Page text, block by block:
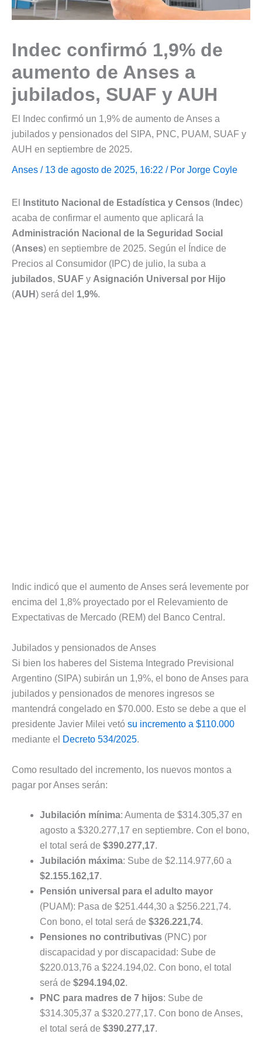
Indec confirmó 1,9% de
aumento de Anses a
jubilados, SUAF y AUH
El Indec confirmó un 1,9% de aumento de Anses a
jubilados y pensionados del SIPA, PNC, PUAM, SUAF y
AUH en septiembre de 2025.
Anses / 13 de agosto de 2025, 16:22 / Por Jorge Coyle
El Instituto Nacional de Estadística y Censos ( Indec)
acaba de confirmar el aumento que aplicará la
Administración Nacional de la Seguridad Social
(Anses) en septiembre de 2025. Según el Índice de
Precios al Consumidor (IPC) de julio, la suba a
jubilados, SUAF y Asignación Universal por Hijo
(AUH ) será del 1,9%.
Indic indicó que el aumento de Anses será levemente por
encima del 1,8% proyectado por el Relevamiento de
Expectativas de Mercado (REM) del Banco Central.
Jubilados y pensionados de Anses
Si bien los haberes del Sistema Integrado Previsional
Argentino (SIPA) subirán un 1,9%, el bono de Anses para
jubilados y pensionados de menores ingresos se
mantendrá congelado en $70.000. Esto se debe a que el
presidente Javier Milei vetó su incremento a $110.000
mediante el
Decreto 534/2025.
Como resultado del incremento, los nuevos montos a
pagar por Anses serán:
Jubilación mínima: Aumenta de $314.305,37 en
agosto a $320.277,17 en septiembre. Con el bono,
el total será de $390.277,17.
Jubilación máxima: Sube de $2.114.977,60 a
$2.155.162,17.
Pensión universal para el adulto mayor
(PUAM): Pasa de $251.444,30 a $256.221,74.
Con bono, el total será de $326.221,74.
Pensiones no contributivas (PNC) por
discapacidad y por discapacidad: Sube de
$220.013,76 a $224.194,02. Con bono, el total
será de $294.194,02.
PNC para madres de 7 hijos: Sube de
$314.305,37 a $320.277,17. Con bono de Anses,
el total será de $390.277,17.